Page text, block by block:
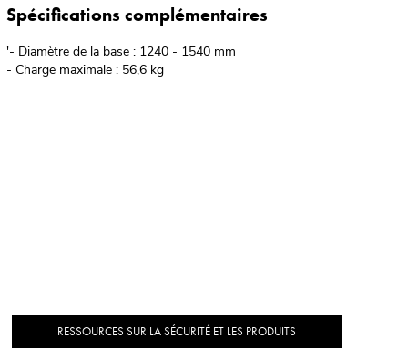
Spécifications complémentaires
'- Diamètre de la base : 1240 - 1540 mm
- Charge maximale : 56,6 kg
RESSOURCES SUR LA SÉCURITÉ ET LES PRODUITS